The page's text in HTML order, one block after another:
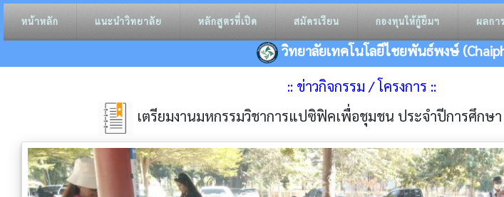
หน้าหลัก แนะนำวิทยาลัย หลักสูตรที่เปิด สมัครเรียน กองทุนให้กู้ยืมฯ ผลกา
วิทยาลัยเทคโนโลยีไชยพันธ์พงษ์
:: ข่าวกิจกรรม / โครงการ ::
เตรียมงานมหกรรมวิชาการแปซิฟิคเพื่อชุมชน ประจำปีการศึกษ